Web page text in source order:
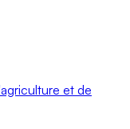
et de